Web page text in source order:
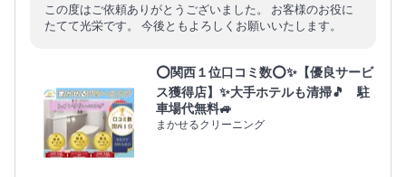
この度はご依頼ありがとうございました。 お客様のお役に
たてて光栄です。 今後ともよろしくお願いいたします。
⭕関西１位口コミ数⭕✨【優良サービ
ス獲得店】✨大手ホテルも清掃🎵 駐
車場代無料🚙
まかせるクリーニング